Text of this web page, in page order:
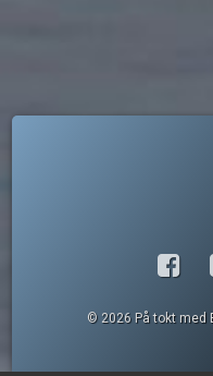
© 2026 På tokt med